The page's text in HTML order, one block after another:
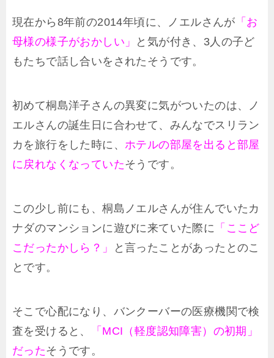
現在から8年前の2014年頃に、ノエルさんが 「お
母様の様子がおかしい」
と気が付き、3人の子ど
もたちで話し合いをされたそうです。
初めて桐島洋子さんの異変に気がついたのは、ノ
エルさんの誕生日に合わせて、みんなでスリラン
カを旅行をした時に、 ホテルの部屋を出ると部屋
に戻れなくなっていたそうです。
この少し前にも、桐島ノエルさんが住んでいたカ
ナダのマンションに遊びに来ていた際に 「ここど
こだったかしら？」
と言ったことがあったとのこ
とです。
そこで心配になり、バンクーバーの医療機関で検
査を受けると、
「MCI（軽度認知障害）の初期」
だったそうです。